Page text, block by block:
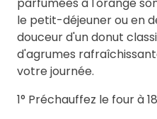
parfumées à l'orange
le petit-déjeuner ou en
douceur d'un donut
d'agrumes
votre journée.
1° Préchauffez le four à